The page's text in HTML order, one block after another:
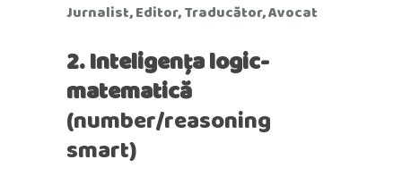
Jurnalist, Editor, Traducător, Avocat
2. Inteligența logic-
matematică
(number/reasoning
smart)